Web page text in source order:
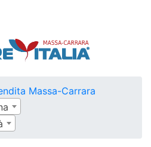
Massa-Carrara